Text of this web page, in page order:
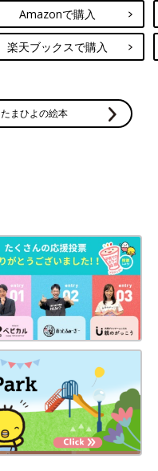
Amazonで購入
楽天ブックスで購入
たまひよの絵本